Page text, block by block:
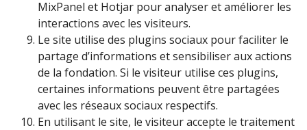
MixPanel et Hotjar pour analyser et améliorer les
interactions avec les visiteurs.
Le site utilise des plugins sociaux pour faciliter le
partage d’informations et sensibiliser aux actions
de la fondation. Si le visiteur utilise ces plugins,
certaines informations peuvent être partagées
avec les réseaux sociaux respectifs.
En utilisant le site, le visiteur accepte le traitement